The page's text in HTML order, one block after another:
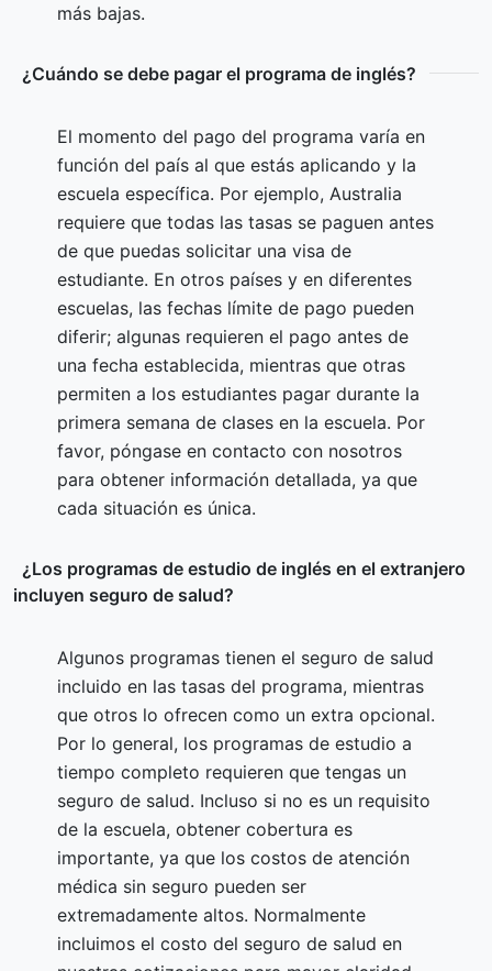
más bajas.
¿Cuándo se debe pagar el programa de inglés?
El momento del pago del programa varía en
función del país al que estás aplicando y la
escuela específica. Por ejemplo, Australia
requiere que todas las tasas se paguen antes
de que puedas solicitar una visa de
estudiante. En otros países y en diferentes
escuelas, las fechas límite de pago pueden
diferir; algunas requieren el pago antes de
una fecha establecida, mientras que otras
permiten a los estudiantes pagar durante la
primera semana de clases en la escuela. Por
favor, póngase en contacto con nosotros
para obtener información detallada, ya que
cada situación es única.
¿Los programas de estudio de inglés en el extranjero
incluyen seguro de salud?
Algunos programas tienen el seguro de salud
incluido en las tasas del programa, mientras
que otros lo ofrecen como un extra opcional.
Por lo general, los programas de estudio a
tiempo completo requieren que tengas un
seguro de salud. Incluso si no es un requisito
de la escuela, obtener cobertura es
importante, ya que los costos de atención
médica sin seguro pueden ser
extremadamente altos. Normalmente
incluimos el costo del seguro de salud en